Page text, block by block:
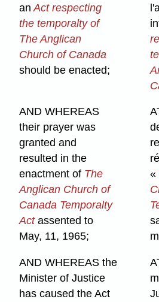
an Act respecting
the temporalty of
The Anglican
Church of Canada
should be enacted;
AND WHEREAS
their prayer was
granted and
resulted in the
enactment of The
Anglican Church of
Canada Temporalty
Actassented to
May, 11, 1965;
«
AND WHEREAS the
Minister of Justice
has caused the Act